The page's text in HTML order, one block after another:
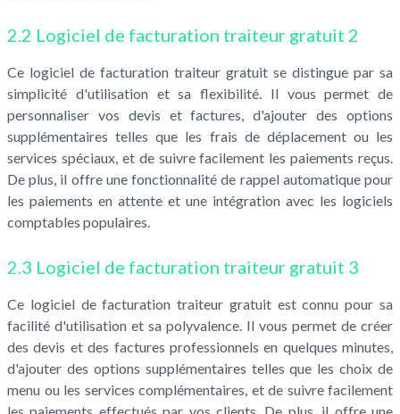
2.2 Logiciel de facturation traiteur gratuit 2
Ce logiciel de facturation traiteur gratuit se distingue par sa
simplicité d'utilisation et sa flexibilité. Il vous permet de
personnaliser vos devis et factures, d'ajouter des options
supplémentaires telles que les frais de déplacement ou les
services spéciaux, et de suivre facilement les paiements reçus.
De plus, il offre une fonctionnalité de rappel automatique pour
les paiements en attente et une intégration avec les logiciels
comptables populaires.
2.3 Logiciel de facturation traiteur gratuit 3
Ce logiciel de facturation traiteur gratuit est connu pour sa
facilité d'utilisation et sa polyvalence. Il vous permet de créer
des devis et des factures professionnels en quelques minutes,
d'ajouter des options supplémentaires telles que les choix de
menu ou les services complémentaires, et de suivre facilement